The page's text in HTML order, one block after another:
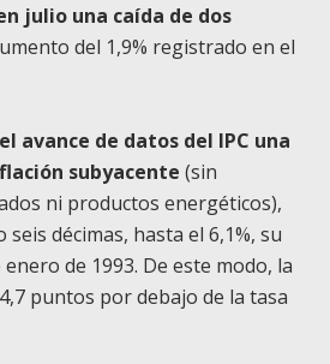
julio una caída de dos
del 1,9% registrado en el
avance de datos del IPC una
subyacente (sin
ni productos energéticos),
décimas, hasta el 6,1%, su
de 1993. De este modo, la
puntos por debajo de la tasa